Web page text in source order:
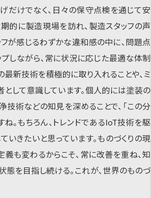
だけでなく、日々の保守点検を通じて安
的に製造現場を訪れ、製造スタッフの声
が感じるわずかな違和感の中に、問題点
しながら、常に状況に応じた最適な体制
新技術を積極的に取り入れることや、ミ
して意識しています。個人的には塗装の
技術などの知見を深めることで、「この分
。もちろん、トレンドであるIoT技術を駆
きたいと思っています。ものづくりの現
も変わるからこそ、常に改善を重ね、知
を目指し続ける。これが、世界のものづ